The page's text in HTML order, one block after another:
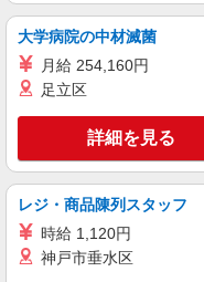
正社員
UTエージェント株式会社
らい第6CL《JOPH1C》
月給
各種手当
茨城
い市 通
みどり
キープ
大学病院の中材滅菌
月給 254,160円
足立区
詳細を見る
レジ・商品陳列スタッフ
時給 1,120円
神戸市垂水区